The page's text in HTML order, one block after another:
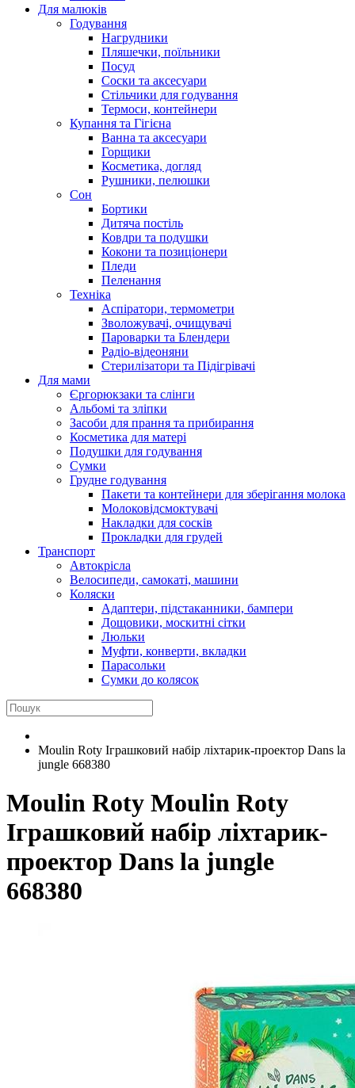
Для малюків
Годування
Нагрудники
Пляшечки, поїльники
Посуд
Соски та аксесуари
Стільчики для годування
Термоси, контейнери
Купання та Гігієна
Ванна та аксесуари
Горщики
Косметика, догляд
Рушники, пелюшки
Сон
Бортики
Дитяча постіль
Ковдри та подушки
Кокони та позиціонери
Пледи
Пеленання
Техніка
Аспіратори, термометри
Зволожувачі, очищувачі
Пароварки та Блендери
Радіо-відеоняни
Стерилізатори та Підігрівачі
Для мами
Єргорюкзаки та слінги
Альбомі та зліпки
Засоби для прання та прибирання
Косметика для матері
Подушки для годування
Сумки
Грудне годування
Пакети та контейнери для зберігання молока
Молоковідсмоктувачі
Накладки для сосків
Прокладки для грудей
Транспорт
Автокрісла
Велосипеди, самокаті, машини
Коляски
Адаптери, підстаканники, бампери
Дощовики, москитні сітки
Люльки
Муфти, конверти, вкладки
Парасольки
Сумки до колясок
Moulin Roty Іграшковий набір ліхтарик-проектор Dans la
jungle 668380
Moulin Roty Moulin Roty
Іграшковий набір ліхтарик-
проектор Dans la jungle
668380